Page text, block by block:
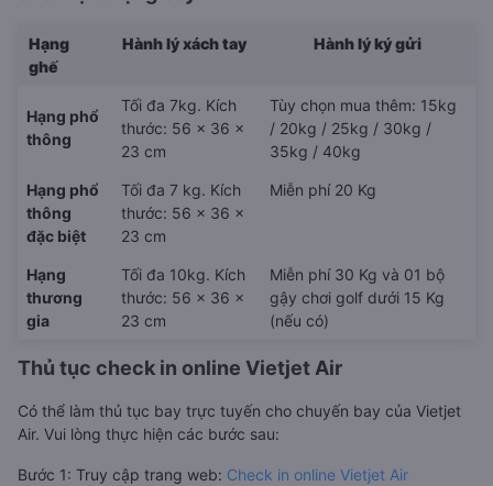
Hạng
ghế
Hành lý xách tay Hành lý ký gửi
Hạng phổ
thông
Tối đa 7kg. Kích
thước: 56 x 36 x
23 cm
Tùy chọn mua thêm: 15kg
/ 20kg / 25kg / 30kg /
35kg / 40kg
Hạng phổ
thông
đặc biệt
Tối đa 7 kg. Kích
thước: 56 x 36 x
23 cm
Miễn phí 20 Kg
Hạng
thương
gia
Tối đa 10kg. Kích
thước: 56 x 36 x
23 cm
Miễn phí 30 Kg và 01 bộ
gậy chơi golf dưới 15 Kg
(nếu có)
Thủ tục check in online Vietjet Air
Có thể làm thủ tục bay trực tuyến cho chuyến bay của Vietjet
Air. Vui lòng thực hiện các bước sau:
Bước 1: Truy cập trang web: Check in online Vietjet Air